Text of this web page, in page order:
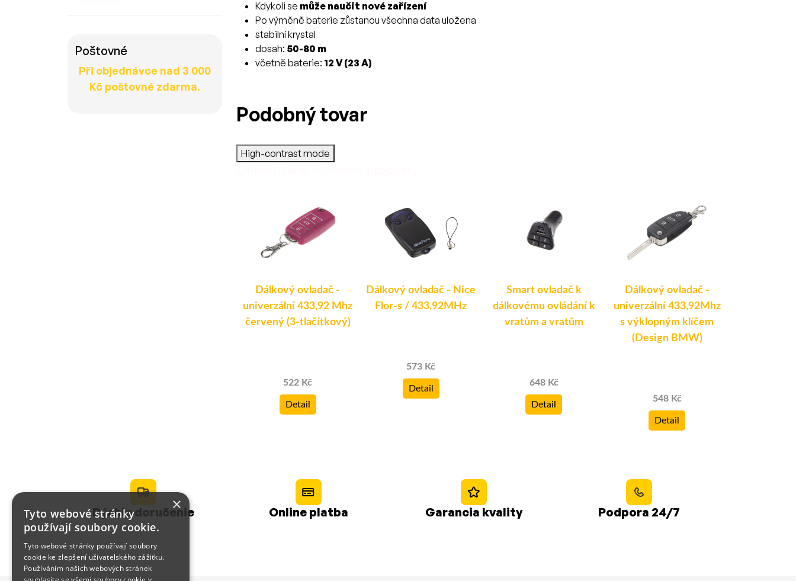
Poštovné
Při objednávce nad 3 000
Kč poštovné zdarma.
Kdykoli se může naučit nové zařízení
Po výměně baterie zůstanou všechna data uložena
stabilní krystal
dosah: 50-80 m
včetně baterie: 12 V (23 A)
Podobný tovar
High-contrast mode
Dálkový ovladač -
univerzální 433,92 Mhz
červený (3-tlačítkový)
522 Kč
Detail
Dálkový ovladač - Nice
Flor-s / 433,92MHz
573 Kč
Detail
Smart ovladač k
dálkovému ovládání k
vratům a vratům
648 Kč
Detail
Dálkový ovladač -
univerzální 433,92Mhz
s výklopným klíčem
(Design BMW)
548 Kč
Detail
Rýchle doručenie Online platba Garancia kvality Podpora 24/7
×
Tyto webové stránky
používají soubory cookie.
Tyto webové stránky používají soubory
cookie ke zlepšení uživatelského zážitku.
Používáním našich webových stránek